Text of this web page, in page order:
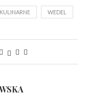
WEDEL